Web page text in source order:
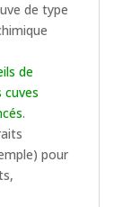
de type
de
.
pour